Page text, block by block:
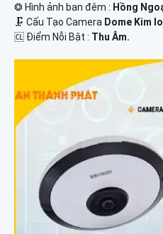
❂ Hình ảnh ban đêm : Hồng
🗜️ Cấu Tạo Camera Dome Kim
️🆑 Điểm Nỗi Bật : Thu Âm.